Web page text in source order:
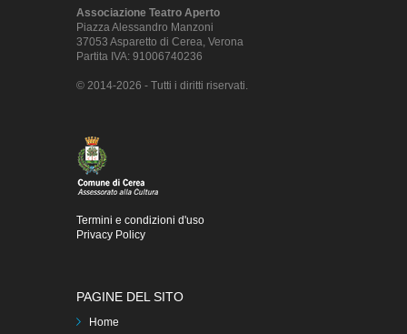
Associazione Teatro Aperto
Piazza Alessandro Manzoni
37053 Asparetto di Cerea, Verona
Partita IVA: 91006740236
© 2014-2026 - Tutti i diritti riservati.
Termini e condizioni d'uso
Privacy Policy
PAGINE DEL SITO
Home